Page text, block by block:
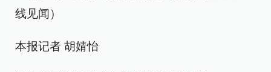
线见闻）
本报记者 胡婧怡